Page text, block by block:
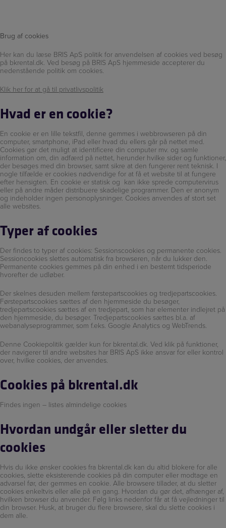
Brug af cookies
Her kan du læse BRIS ApS politik for anvendelsen af cookies ved besøg
på bkrental.dk. Ved besøg på BRIS ApS hjemmeside accepterer du
nedenstående politik om cookies.
Klik her for at gå til privatlivspolitik
Hvad er en cookie?
En cookie er en lille tekstfil, denne gemmes i webbrowseren på din
computer, smartphone, iPad eller hvad du ellers går på nettet med.
Cookies gør det muligt at identificere din computer mv. og samle
information om, din adfærd på nettet, herunder hvilke sider og funktioner,
der besøges med din browser, samt sikre at den fungerer rent teknisk. I
nogle tilfælde er cookies nødvendige for at få et website til at fungere
efter hensigten. En cookie er statisk og kan ikke sprede computervirus
eller på andre måder distribuere skadelige programmer. Den er anonym
og indeholder ingen personoplysninger. Cookies anvendes af stort set
alle websites.
Typer af cookies
Der findes to typer af cookies: Sessionscookies og permanente cookies.
Sessioncookies slettes automatisk fra browseren, når du lukker den.
Permanente cookies gemmes på din enhed i en bestemt tidsperiode
hvorefter de udløber.
Der skelnes desuden mellem førstepartscookies og tredjepartscookies.
Førstepartscookies sættes af den hjemmeside du besøger,
tredjepartscookies sættes af en tredjepart, som har elementer indlejret på
den hjemmeside, du besøger. Tredjepartscookies sættes bl.a. af
webanalyseprogrammer, som f.eks. Google Analytics og WebTrends.
Denne Cookiepolitik gælder kun for bkrental.dk. Ved klik på funktioner,
der navigerer til andre websites har BRIS ApS ikke ansvar for eller kontrol
over, hvilke cookies, der anvendes.
Cookies på bkrental.dk
Findes ingen – listes almindelige cookies
Hvordan undgår eller sletter du
cookies
Hvis du ikke ønsker cookies fra bkrental.dk kan du altid blokere for alle
cookies, slette eksisterende cookies på din computer eller modtage en
advarsel før, der gemmes en cookie. Alle browsere tillader, at du sletter
cookies enkeltvis eller alle på en gang. Hvordan du gør det, afhænger af,
hvilken browser du anvender. Følg links nedenfor får at få vejledninger til
din browser. Husk, at bruger du flere browsere, skal du slette cookies i
dem alle.